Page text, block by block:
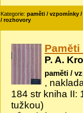
Kategorie: paměti / vzpomínky
/ rozhovory
P. A.
paměti /
,
184 str kniha II:
tužkou)